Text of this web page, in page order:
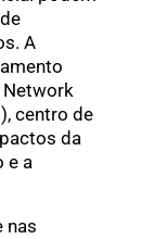
A
Network
centro de
da
e a
nas